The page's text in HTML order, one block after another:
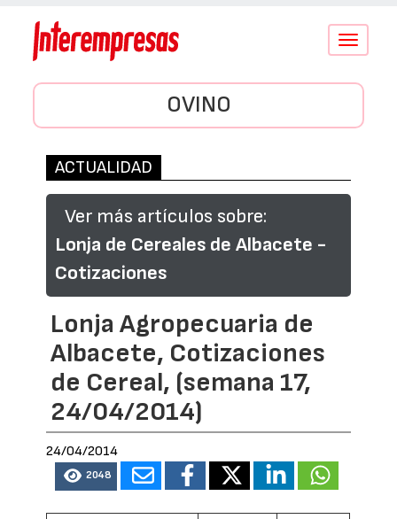
Conmutar
OVINO
ACTUALIDAD
Ver más artículos sobre:
Lonja de Cereales de Albacete -
Cotizaciones
Lonja Agropecuaria de
Albacete, Cotizaciones
de Cereal, (semana 17,
24/04/2014)
24/04/2014
2048